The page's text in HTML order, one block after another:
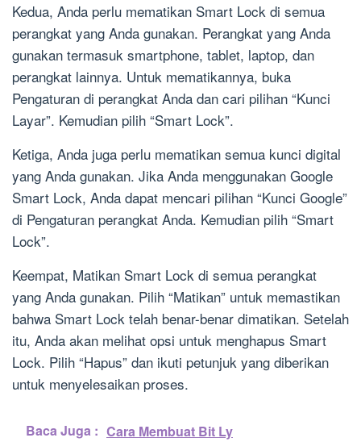
Kedua, Anda perlu mematikan Smart Lock di semua
perangkat yang Anda gunakan. Perangkat yang Anda
gunakan termasuk smartphone, tablet, laptop, dan
perangkat lainnya. Untuk mematikannya, buka
Pengaturan di perangkat Anda dan cari pilihan “Kunci
Layar”. Kemudian pilih “Smart Lock”.
Ketiga, Anda juga perlu mematikan semua kunci digital
yang Anda gunakan. Jika Anda menggunakan Google
Smart Lock, Anda dapat mencari pilihan “Kunci Google”
di Pengaturan perangkat Anda. Kemudian pilih “Smart
Lock”.
Keempat, Matikan Smart Lock di semua perangkat
yang Anda gunakan. Pilih “Matikan” untuk memastikan
bahwa Smart Lock telah benar-benar dimatikan. Setelah
itu, Anda akan melihat opsi untuk menghapus Smart
Lock. Pilih “Hapus” dan ikuti petunjuk yang diberikan
untuk menyelesaikan proses.
Baca Juga : Cara Membuat Bit Ly